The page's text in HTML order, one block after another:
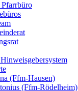
Pfarrbüro
(Ffm-Hausen)
(Ffm-Rödelheim)